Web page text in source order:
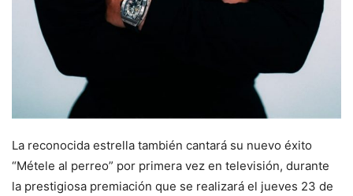
La reconocida estrella también cantará su nuevo éxito
“Métele al perreo” por primera vez en televisión, durante
la prestigiosa premiación que se realizará el jueves 23 de